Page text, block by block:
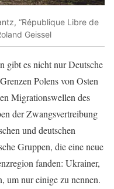
“République Libre de
Geissel
gibt es nicht nur Deutsche
Polens von Osten
Migrationswellen des
der Zwangsvertreibung
und deutschen
Gruppen, die eine neue
fanden: Ukrainer,
um nur einige zu nennen.